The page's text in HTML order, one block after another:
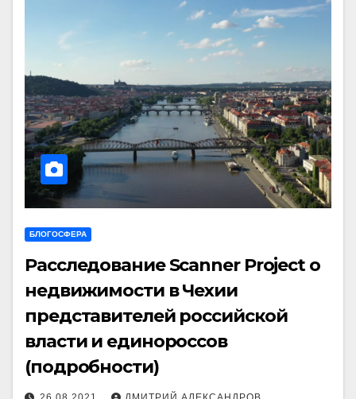
БЛОГОСФЕРА
Расследование Scanner Project о
недвижимости в Чехии
представителей российской
власти и единороссов
(подробности)